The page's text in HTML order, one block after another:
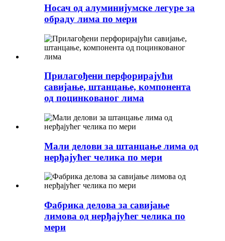
Носач од алуминијумске легуре за
обраду лима по мери
Прилагођени перфорирајући
савијање, штанцање, компонента
од поцинкованог лима
Мали делови за штанцање лима од
нерђајућег челика по мери
Фабрика делова за савијање
лимова од нерђајућег челика по
мери